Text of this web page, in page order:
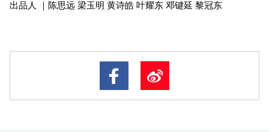
出品人 ｜陈思远 梁玉明 黄诗皓 叶耀东 邓键延 黎冠东